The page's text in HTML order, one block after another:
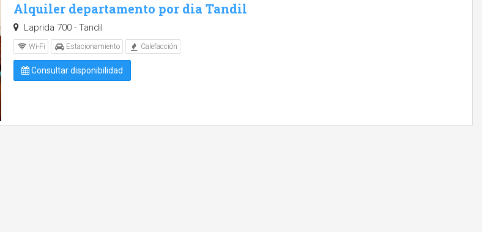
Alquiler departamento por dia Tandil
Laprida 700 - Tandil
Wi-Fi Estacionamiento Calefacción
Consultar disponibilidad